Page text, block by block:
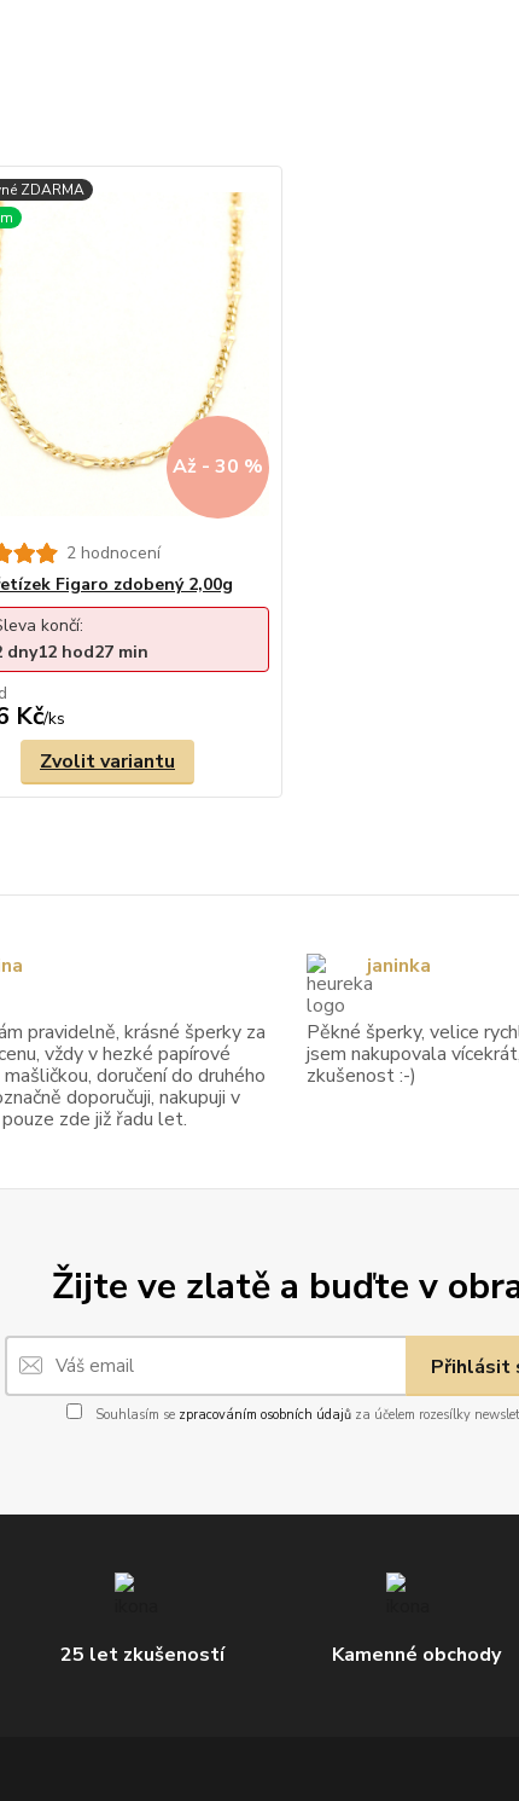
Až - 30 %
2 hodnocení
Figaro zdobený 2,00g
Kč/ks
končí:
dny12 hod27 min
Zvolit variantu
Žijte ve zlatě a buďte v
Přihlásit
Souhlasím se zpracováním osobních údajůza účelem rozesílky
25 let zkušeností Kamenné obchody
pravidelně, krásné šperky za
vždy v hezké papírové
doručení do druhého
doporučuji, nakupuji v
zde již řadu let.
Pěkné šperky, velice
jsem nakupovala
zkušenost :-)
janinka